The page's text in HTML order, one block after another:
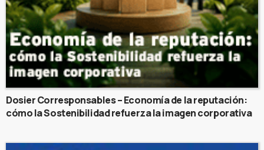
Dosier Corresponsables – Economía de la reputación:
cómo la Sostenibilidad refuerza la imagen corporativa